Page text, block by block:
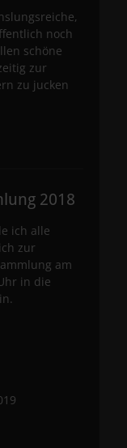
noch
schöne
zur
zu jucken
2018
ich alle
zur
am
in die